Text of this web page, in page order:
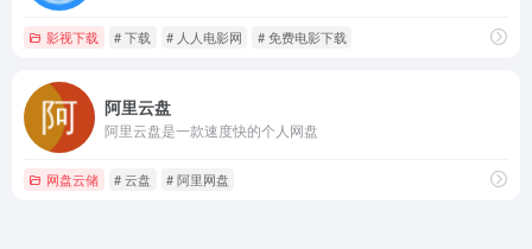
影视下载 # 下载 # 人人电影网 # 免费电影下载
阿里云盘
阿里云盘是一款速度快的个人网盘
网盘云储 # 云盘 # 阿里网盘